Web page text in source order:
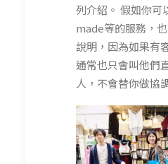
列介紹。 假如你
made等的服務，
說明，因為如果有
通常也只會叫他們
人，不會替你做協